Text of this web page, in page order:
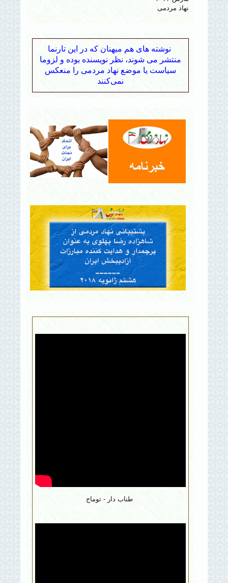
نهاد مردمی
نوشته های هم میهنان که در این تارنما
منتشر می شوند، نظر نویسنده بوده و لزوما
سیاست یا موضع نهاد مردمی را منعکس
نمی‌کنند
طناب دار - توماج